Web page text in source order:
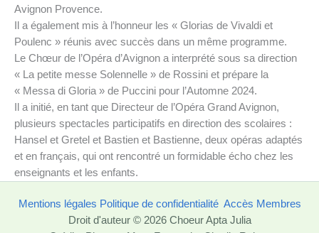
Avignon Provence.
Il a également mis à l’honneur les « Glorias de Vivaldi et
Poulenc » réunis avec succès dans un même programme.
Le Chœur de l’Opéra d’Avignon a interprété sous sa direction
« La petite messe Solennelle » de Rossini et prépare la
« Messa di Gloria » de Puccini pour l’Automne 2024.
Il a initié, en tant que Directeur de l’Opéra Grand Avignon,
plusieurs spectacles participatifs en direction des scolaires :
Hansel et Gretel et Bastien et Bastienne, deux opéras adaptés
et en français, qui ont rencontré un formidable écho chez les
enseignants et les enfants.
Mentions légales Politique de confidentialité Accès Membres
Droit d'auteur © 2026 Choeur Apta Julia